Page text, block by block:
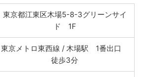
東京都江東区木場5-8-3グリーンサイ
ド 1F
東京メトロ東西線 / 木場駅 1番出口
徒歩3分